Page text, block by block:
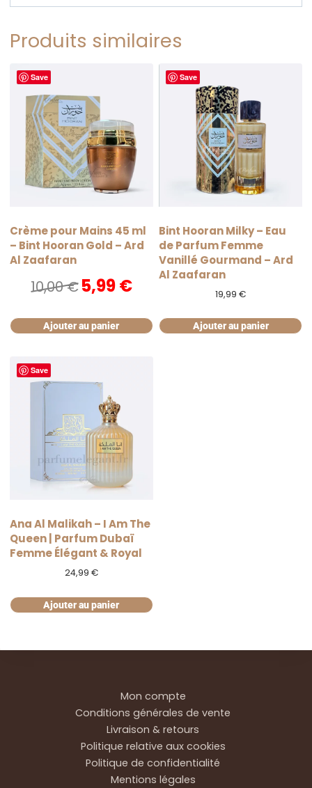
Produits similaires
Save
-40%
Crème pour Mains 45 ml
– Bint Hooran Gold – Ard
Al Zaafaran
10,00€ Le
prix
était :
10,00 €.
5,99€Le
prix
est :
5,99 €.
Ajouter au panier
Save
Bint Hooran Milky – Eau
de Parfum Femme
Vanillé Gourmand – Ard
Al Zaafaran
19,99€
Ajouter au panier
Save
Ana Al Malikah – I Am The
Queen | Parfum Dubaï
Femme Élégant & Royal
24,99 €
Ajouter au panier
Mon compte
Conditions générales de vente
Livraison & retours
Politique relative aux cookies
Politique de confidentialité
Mentions légales